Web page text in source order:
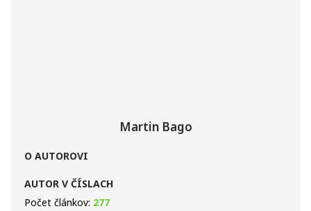
Martin Bago
O AUTOROVI
AUTOR V ČÍSLACH
Počet článkov: 277